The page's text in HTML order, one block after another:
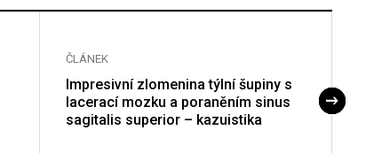
ČLÁNEK
Impresivní zlomenina týlní šupiny s
lacerací mozku a poraněním sinus
sagitalis superior – kazuistika